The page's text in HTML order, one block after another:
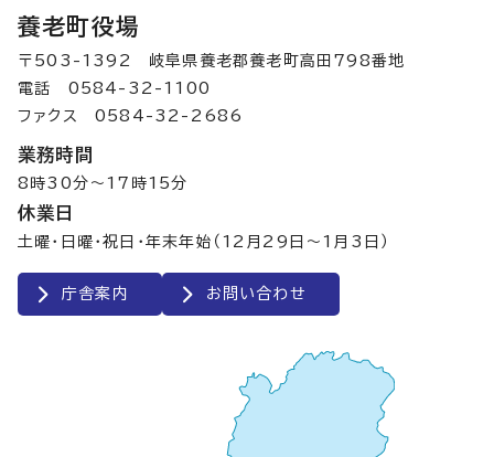
養老町役場
〒503-1392 岐阜県養老郡養老町高田798番地
電話 0584-32-1100
ファクス 0584-32-2686
業務時間
8時30分～17時15分
休業日
土曜・日曜・祝日・年末年始（12月29日～1月3日）
庁舎案内 お問い合わせ